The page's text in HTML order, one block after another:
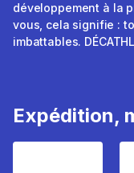
développement à la
vous, cela signifie :
imbattables.
Expédition,